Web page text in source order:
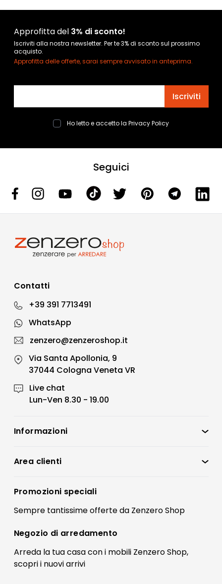
Approfitta del 3% di sconto!
Iscriviti alla nostra newsletter. Per te 3% di sconto sul prossimo
acquisto.
Approfitta delle offerte, sarai sempre avvisato in anteprima.
Iscriviti
Ho letto e accetto la Privacy Policy
Seguici
Contatti
+39 391 7713491
WhatsApp
zenzero@zenzeroshop.it
Via Santa Apollonia, 9
37044 Cologna Veneta VR
Live chat
Lun-Ven 8.30 - 19.00
Informazioni
Condizioni di vendita
Preferenze Cookies
Termini e condizioni
Contatti
FAQ
Pagamenti
Area clienti
Registrati
Il mio account
Promozioni speciali
Sempre tantissimeofferteda Zenzero Shop
Negozio di arredamento
Arreda la tua casa con i mobili Zenzero Shop,
scopri i nuovi arrivi